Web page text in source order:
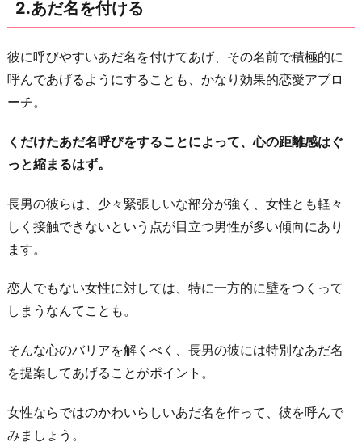
時
は
ち
ゃ
と
叱
っ
て
あ
る
7.
ん
で
家
庭
2.あだ名を付ける
彼に呼びやすいあだ名を付けてあげ、その名前で積極的に
呼んであげるようにすることも、かなり効果的恋愛アプロ
ーチ。
くだけたあだ名呼びをすることによって、心の距離感はぐ
っと縮まるはず。
長男の彼らは、少々緊張しいな部分が強く、女性とも軽々
しく接触できないという点が目立つ男性が多い傾向にあり
ます。
恋人でもない女性に対しては、特に一方的に壁をつくって
しまうなんてことも。
そんな心のバリアを解くべく、長男の彼には特別なあだ名
を提案してあげることがポイント。
女性ならではのかわいらしいあだ名を作って、彼を呼んで
みましょう。